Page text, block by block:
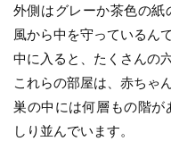
外側はグレーか茶色の
風から中を守っているんで
中に入ると、たくさんの
これらの部屋は、赤ちゃ
巣の中には何層もの階が
しり並んでいます。